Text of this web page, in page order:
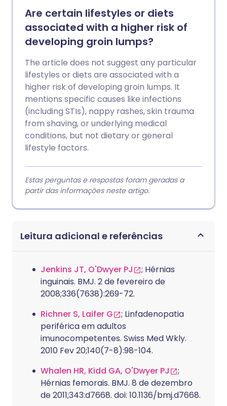
Are certain lifestyles or diets
associated with a higher risk of
developing groin lumps?
The article does not suggest any particular
lifestyles or diets are associated with a
higher risk of developing groin lumps. It
mentions specific causes like infections
(including STIs), nappy rashes, skin trauma
from shaving, or underlying medical
conditions, but not dietary or general
lifestyle factors.
Estas perguntas e respostas foram geradas a
partir das informações neste artigo.
Leitura adicional e referências
Jenkins JT, O'Dwyer PJ
; Hérnias
inguinais. BMJ. 2 de fevereiro de
2008;336(7638):269-72.
Richner S, Laifer G
; Linfadenopatia
periférica em adultos
imunocompetentes. Swiss Med Wkly.
2010 Fev 20;140(7-8):98-104.
Whalen HR, Kidd GA, O'Dwyer PJ
;
Hérnias femorais. BMJ. 8 de dezembro
de 2011;343:d7668. doi: 10.1136/bmj.d7668.